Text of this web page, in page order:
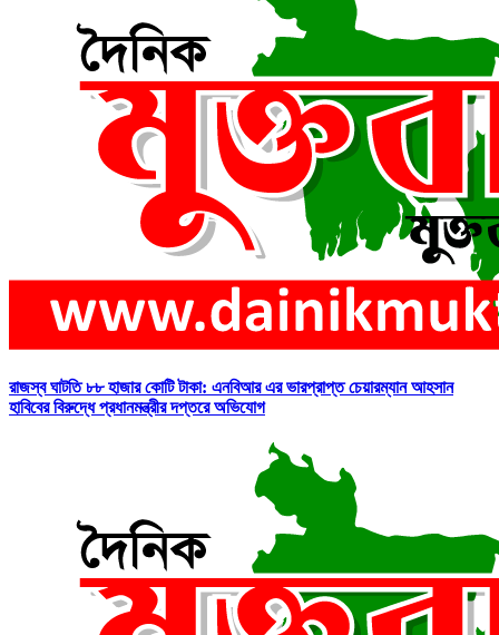
রাজস্ব ঘাটতি ৮৮ হাজার কোটি টাকা: এনবিআর এর ভারপ্রাপ্ত চেয়ারম্যান আহসান
হাবিবের বিরুদ্ধে প্রধানমন্ত্রীর দপ্তরে অভিযোগ